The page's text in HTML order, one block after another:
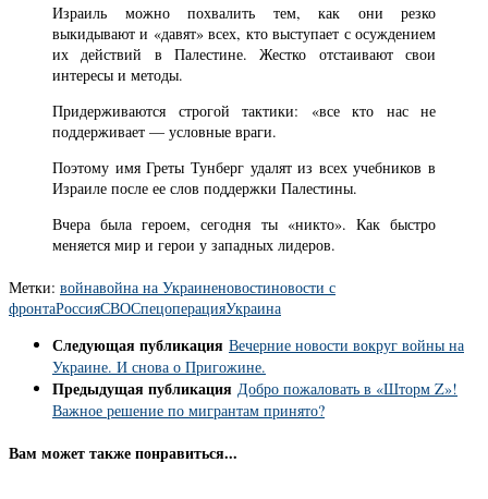
Израиль можно похвалить тем, как они резко
выкидывают и «давят» всех, кто выступает с осуждением
их действий в Палестине. Жестко отстаивают свои
интересы и методы.
Придерживаются строгой тактики: «все кто нас не
поддерживает — условные враги.
Поэтому имя Греты Тунберг удалят из всех учебников в
Израиле после ее слов поддержки Палестины.
Вчера была героем, сегодня ты «никто». Как быстро
меняется мир и герои у западных лидеров.
Метки: войнавойна на Украиненовостиновости с
фронтаРоссияСВОСпецоперацияУкраина
Следующая публикация Вечерние новости вокруг войны на
Украине. И снова о Пригожине.
Предыдущая публикация Добро пожаловать в «Шторм Z»!
Важное решение по мигрантам принято?
Вам может также понравиться...